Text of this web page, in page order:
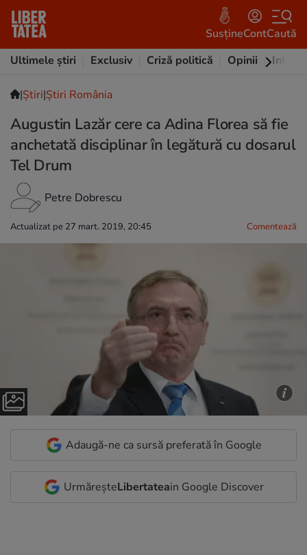
SusțineContCaută
Ultimele știri
Exclusiv Criză politică Opinii
|Ştiri|Știri România
Augustin Lazăr cere ca Adina Florea să fie
anchetată disciplinar în legătură cu dosarul
Tel Drum
Petre Dobrescu
Actualizat pe 27 mart. 2019, 20:45 Comentează
Adaugă-ne ca sursă preferată în Google
UrmăreșteLibertateain Google Discover